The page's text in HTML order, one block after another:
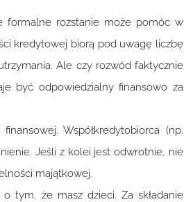
formalne rozstanie może pomóc w
kredytowej biorą pod uwagę liczbę
Ale czy rozwód faktycznie
być odpowiedzialny finansowo za
Współkredytobiorca (np.
Jeśli z kolei jest odwrotnie, nie
majątkowej.
tym, że masz dzieci. Za składanie